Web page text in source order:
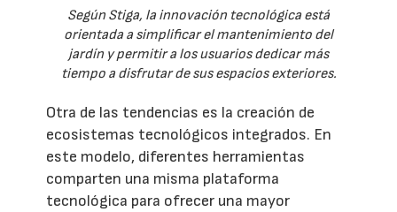
Según Stiga, la innovación tecnológica está
orientada a simplificar el mantenimiento del
jardín y permitir a los usuarios dedicar más
tiempo a disfrutar de sus espacios exteriores.
Otra de las tendencias es la creación de
ecosistemas tecnológicos integrados. En
este modelo, diferentes herramientas
comparten una misma plataforma
tecnológica para ofrecer una mayor